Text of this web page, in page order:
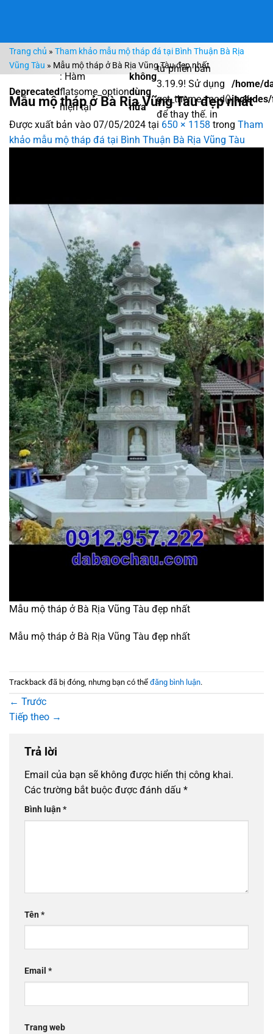
dung
Deprecated
: Hàm
flatsome_option
hiện tại
không
dùng
nữa
từ phiên bản
3.19.9! Sử dụng
get_theme_mod()
để thay thế. in
/home/
Trang chủ » Tham khảo mẫu mộ tháp đá tại Bình Thuận Bà Rịa
Vũng Tàu » Mẫu mộ tháp ở Bà Rịa Vũng Tàu đẹp nhất
Mẫu mộ tháp ở Bà Rịa Vũng Tàu đẹp nhất
Được xuất bản vào 07/05/2024 tại 650 × 1158 trong Tham
khảo mẫu mộ tháp đá tại Bình Thuận Bà Rịa Vũng Tàu
Mẫu mộ tháp ở Bà Rịa Vũng Tàu đẹp nhất
Mẫu mộ tháp ở Bà Rịa Vũng Tàu đẹp nhất
Trackback đã bị đóng, nhưng bạn có thể đăng bình luận.
← Trước
Tiếp theo →
Trả lời
Email của bạn sẽ không được hiển thị công khai.
Các trường bắt buộc được đánh dấu *
Bình luận*
Tên*
Email *
Trang web